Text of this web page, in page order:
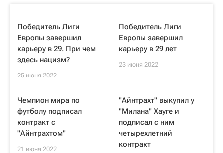
Победитель Лиги
Европы завершил
карьеру в 29. При чем
здесь нацизм?
25 июня 2022
Победитель Лиги
Европы завершил
карьеру в 29 лет
23 июня 2022
Чемпион мира по
футболу подписал
контракт с
"Айнтрахтом"
21 июня 2022
"Айнтрахт" выкупил у
"Милана" Хауге и
подписал с ним
четырехлетний
контракт